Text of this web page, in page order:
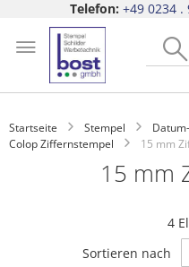
Telefon: +49 0234 .
Startseite Stempel
Colop Ziffernstempel
15 mm
15 mm
4
Sortieren nach